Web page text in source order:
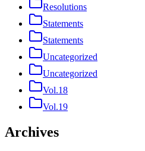
Resolutions
Statements
Statements
Uncategorized
Uncategorized
Vol.18
Vol.19
Archives